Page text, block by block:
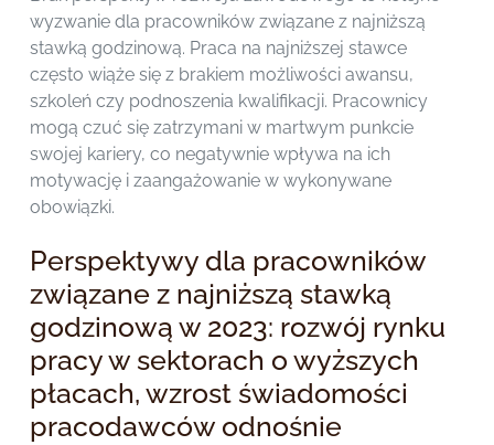
wyzwanie dla pracowników związane z najniższą
stawką godzinową. Praca na najniższej stawce
często wiąże się z brakiem możliwości awansu,
szkoleń czy podnoszenia kwalifikacji. Pracownicy
mogą czuć się zatrzymani w martwym punkcie
swojej kariery, co negatywnie wpływa na ich
motywację i zaangażowanie w wykonywane
obowiązki.
Perspektywy dla pracowników
związane z najniższą stawką
godzinową w 2023: rozwój rynku
pracy w sektorach o wyższych
płacach, wzrost świadomości
pracodawców odnośnie